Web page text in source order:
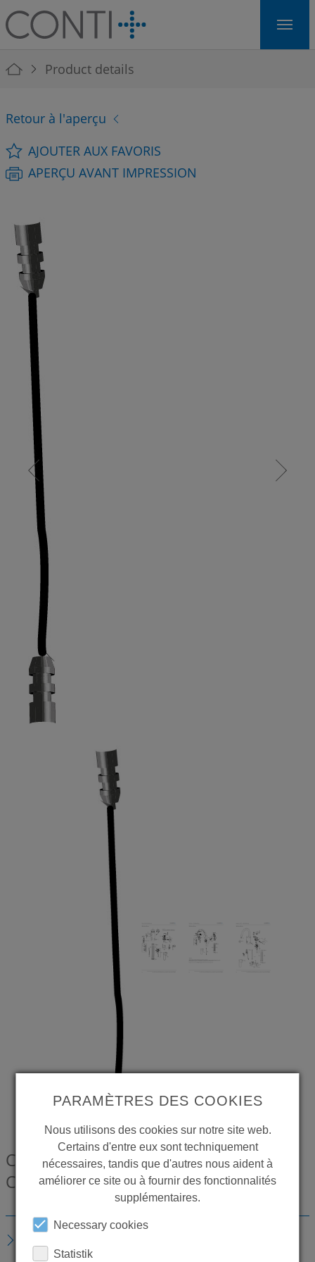
Skip to main navigation
Skip to main content
Skip to page footer
You are here:
Product details
Retour à l'aperçu
AJOUTER AUX FAVORIS
APERÇU AVANT IMPRESSION
CONTI+ Câble Adaptateur 300 mm
CONZ8939126
PARAMÈTRES DES COOKIES
Nous utilisons des cookies sur notre site web.
Certains d'entre eux sont techniquement
nécessaires, tandis que d'autres nous aident à
améliorer ce site ou à fournir des fonctionnalités
supplémentaires.
Necessary cookies
Statistik